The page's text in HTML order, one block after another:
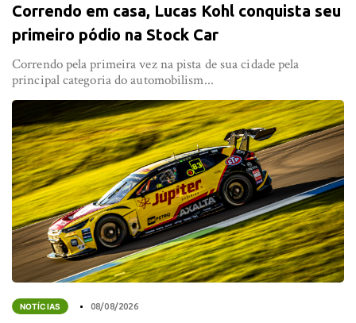
Correndo em casa, Lucas Kohl conquista seu
primeiro pódio na Stock Car
Correndo pela primeira vez na pista de sua cidade pela
principal categoria do automobilism...
NOTÍCIAS 08/08/2026